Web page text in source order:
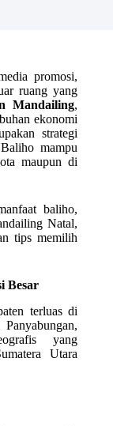
promosi,
ruang yang
Mandailing,
ekonomi
strategi
mampu
maupun di
baliho,
Natal,
tips memilih
Besar
terluas di
yang
Utara